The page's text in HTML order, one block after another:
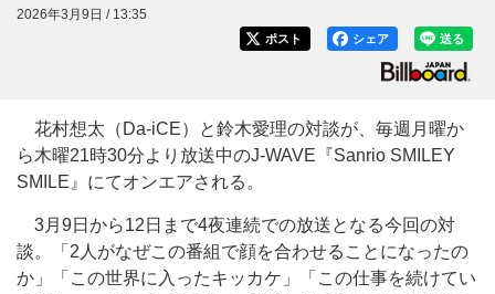
2026年3月9日 / 13:35
送る
シェア
ポスト
花村想太（Da-iCE）と鈴木愛理の対談が、毎週月曜か
ら木曜21時30分より放送中のJ-WAVE『Sanrio SMILEY
SMILE』にてオンエアされる。
3月9日から12日まで4夜連続での放送となる今回の対
談。「2人がなぜこの番組で顔を合わせることになったの
か」「この世界に入ったキッカケ」「この仕事を続けてい